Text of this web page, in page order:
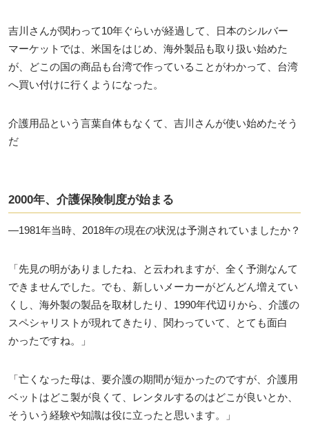
吉川さんが関わって10年ぐらいが経過して、日本のシルバー
マーケットでは、米国をはじめ、海外製品も取り扱い始めた
が、どこの国の商品も台湾で作っていることがわかって、台湾
へ買い付けに行くようになった。
介護用品という言葉自体もなくて、吉川さんが使い始めたそう
だ
2000年、介護保険制度が始まる
―1981年当時、2018年の現在の状況は予測されていましたか？
「先見の明がありましたね、と云われますが、全く予測なんて
できませんでした。でも、新しいメーカーがどんどん増えてい
くし、海外製の製品を取材したり、1990年代辺りから、介護の
スペシャリストが現れてきたり、関わっていて、とても面白
かったですね。」
「亡くなった母は、要介護の期間が短かったのですが、介護用
ベットはどこ製が良くて、レンタルするのはどこが良いとか、
そういう経験や知識は役に立ったと思います。」